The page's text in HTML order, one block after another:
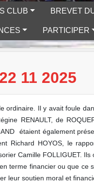
CLUB BREVET
PARTICIPER
11 2025
ordinaire. Il y avait foule
RENAULT, de
étaient également
Richard HOYOS, le
Camille FOLLIGUET.
terme financier ou que ce
leur soutien moral et